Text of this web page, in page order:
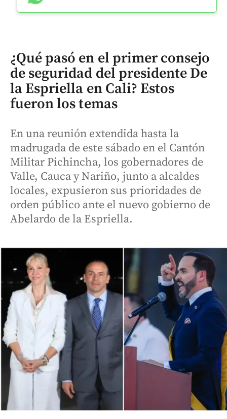
¿Qué pasó en el primer consejo
de seguridad del presidente De
la Espriella en Cali? Estos
fueron los temas
En una reunión extendida hasta la
madrugada de este sábado en el Cantón
Militar Pichincha, los gobernadores de
Valle, Cauca y Nariño, junto a alcaldes
locales, expusieron sus prioridades de
orden público ante el nuevo gobierno de
Abelardo de la Espriella.